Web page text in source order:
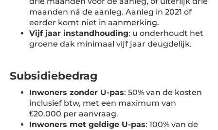
maanden ná de aanleg. Aanleg in 2021 of
eerder komt niet in aanmerking.
Vijf jaar instandhouding: u onderhoudt het
groene dak minimaal vijf jaar deugdelijk.
Subsidiebedrag
Inwoners zonder U-pas: 50% van de kosten
inclusief btw, met een maximum van
€20.000 per aanvraag.
Inwoners met geldige U-pas: 100% van de